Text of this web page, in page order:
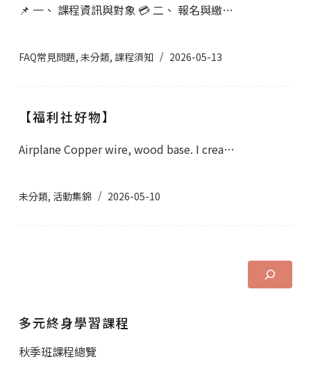
📌 一、 課程資訊與對象 💳 二、 報名與繳…
FAQ常見問題, 未分類, 課程須知 2026-05-13
【福利社好物】
Airplane Copper wire, wood base. I crea…
未分類, 活動集錦 2026-05-10
多元終身學習課程
秋季班課程總覽